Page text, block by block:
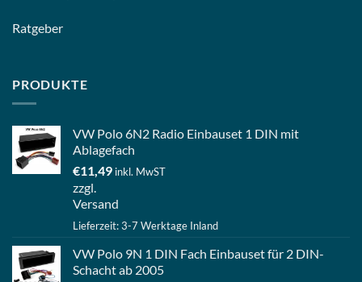
Ratgeber
PRODUKTE
VW Polo 6N2 Radio Einbauset 1 DIN mit
Ablagefach
€11,49 inkl. MwST
zzgl.
Versand
Lieferzeit: 3-7 Werktage Inland
VW Polo 9N 1 DIN Fach Einbauset für 2 DIN-
Schacht ab 2005